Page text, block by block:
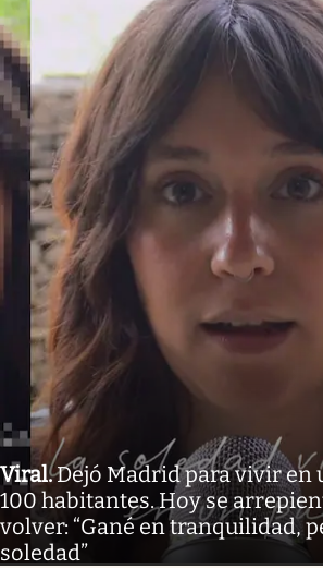
Viral.Dejó Madrid para vivir en
100 habitantes. Hoy se
volver: “Gané en tranquilidad,
soledad”